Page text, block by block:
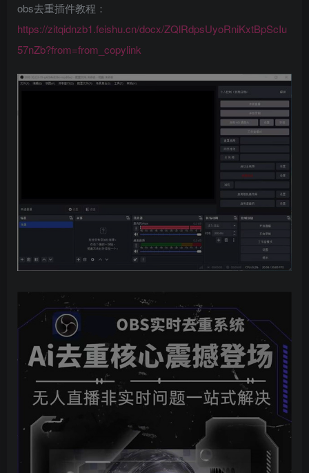
obs去重插件教程：
https://zitqidnzb1.feishu.cn/docx/ZQlRdpsUyoRniKxtBpScIu
57nZb?from=from_copylink